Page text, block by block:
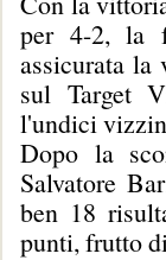
per 4-2, la
assicurata la
sul Target
l'undici
Dopo la
Salvatore
ben 18
punti, frutto